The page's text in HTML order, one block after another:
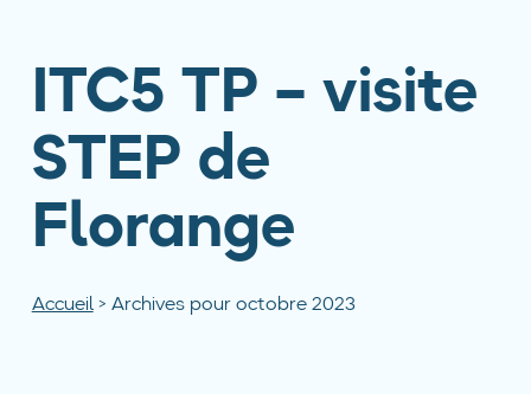
ITC5 TP – visite
STEP de
Florange
Accueil> Archives pour octobre 2023